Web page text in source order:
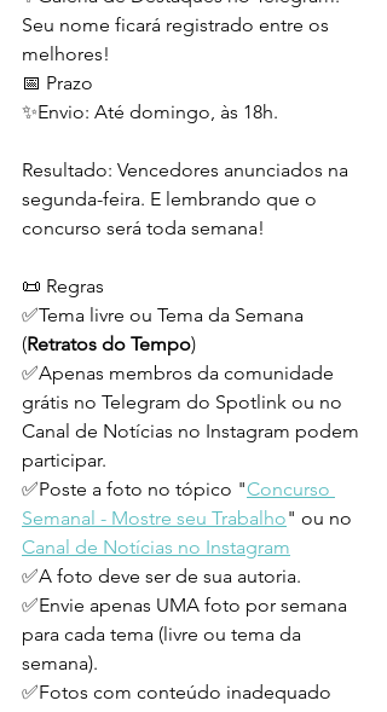
Seu nome ficará registrado entre os
melhores!
📅 Prazo
✨Envio: Até domingo, às 18h.
Resultado: Vencedores anunciados na
segunda-feira. E lembrando que o
concurso será toda semana!
📜 Regras
✅Tema livre ou Tema da Semana
(Retratos do Tempo)
✅Apenas membros da comunidade
grátis no Telegram do Spotlink ou no
Canal de Notícias no Instagram podem
participar.
✅Poste a foto no tópico "Concurso
Semanal - Mostre seu Trabalho" ou no
Canal de Notícias no Instagram
✅A foto deve ser de sua autoria.
✅Envie apenas UMA foto por semana
para cada tema (livre ou tema da
semana).
✅Fotos com conteúdo inadequado